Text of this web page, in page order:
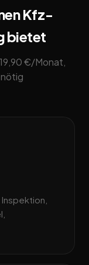
Kfz-
bietet
€/Monat,